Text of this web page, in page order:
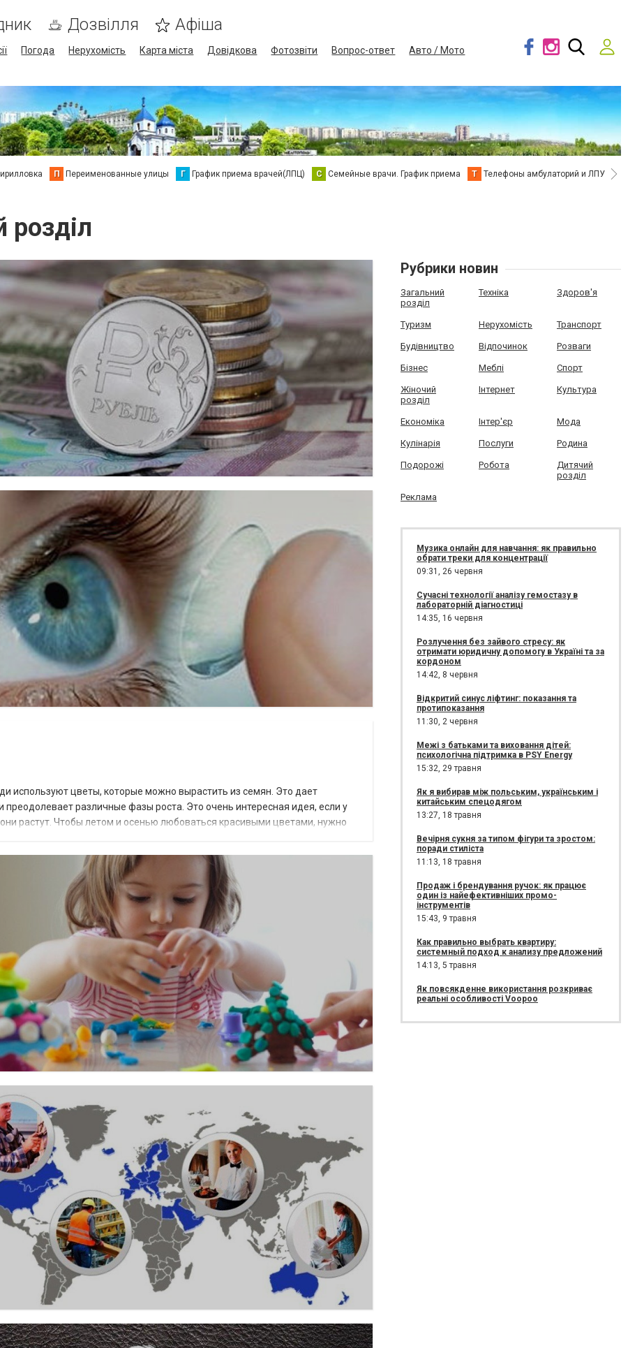
Дозвілля Афіша
Погода Нерухомість Карта міста Довідкова Фотозвіти Вопрос-ответ
Авто / Мото
П Переименованные улицы Г График приема врачей(ЛПЦ) С Семейные врачи. График приема Т Телефоны амбулаторий и ЛПУ В
розділ
используют цветы, которые можно вырастить из семян. Это дает
различные фазы роста. Это очень интересная идея, если у
растут. Чтобы летом и осенью любоваться красивыми цветами, нужно
Рубрики новин
Загальний
розділ
Техніка Здоров'я
Туризм Нерухомість Транспорт
Будівництво Відпочинок Розваги
Бізнес Меблі Спорт
Жіночий
розділ
Інтернет Культура
Економіка Інтер'єр Мода
Кулінарія Послуги Родина
Подорожі Робота
Дитячий
розділ
Реклама
Музика онлайн для навчання: як правильно
обрати треки для концентрації
09:31, 26 червня
Сучасні технології аналізу гемостазу в
лабораторній діагностиці
14:35, 16 червня
Розлучення без зайвого стресу: як
отримати юридичну допомогу в Україні та за
кордоном
14:42, 8 червня
Відкритий синус ліфтинг: показання та
протипоказання
11:30, 2 червня
Межі з батьками та виховання дітей:
психологічна підтримка в PSY Energy
15:32, 29 травня
Як я вибирав між польським, українським і
китайським спецодягом
13:27, 18 травня
Вечірня сукня за типом фігури та зростом:
поради стиліста
11:13, 18 травня
Продаж і брендування ручок: як працює
один із найефективніших промо-
інструментів
15:43, 9 травня
Как правильно выбрать квартиру:
системный подход к анализу предложений
14:13, 5 травня
Як повсякденне використання розкриває
реальні особливості Voopoo